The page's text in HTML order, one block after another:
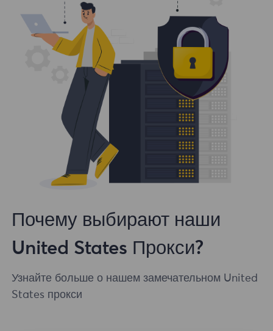
Почему выбирают наши
United States Прокси?
Узнайте больше о нашем замечательном United
States прокси